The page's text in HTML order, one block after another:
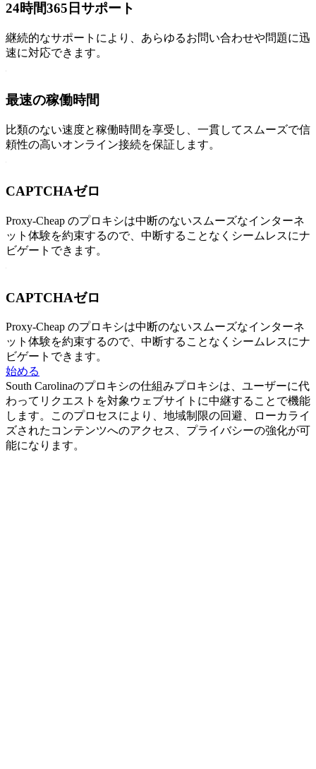
24時間365日サポート
継続的なサポートにより、あらゆるお問い合わせや問題に迅
速に対応できます。
最速の稼働時間
比類のない速度と稼働時間を享受し、一貫してスムーズで信
頼性の高いオンライン接続を保証します。
CAPTCHAゼロ
Proxy-Cheap のプロキシは中断のないスムーズなインターネ
ット体験を約束するので、中断することなくシームレスにナ
ビゲートできます。
CAPTCHAゼロ
Proxy-Cheap のプロキシは中断のないスムーズなインターネ
ット体験を約束するので、中断することなくシームレスにナ
ビゲートできます。
始める
South Carolinaのプロキシの仕組みプロキシは、ユーザーに代
わってリクエストを対象ウェブサイトに中継することで機能
します。このプロセスにより、地域制限の回避、ローカライ
ズされたコンテンツへのアクセス、プライバシーの強化が可
能になります。